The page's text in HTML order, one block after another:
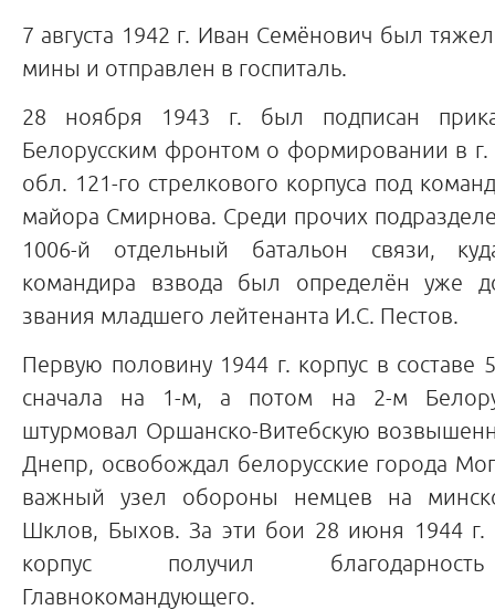
7 августа 1942 г. Иван Семёнович был
мины и отправлен в госпиталь.
28 ноября 1943 г. был подписан
Белорусским фронтом о формировании в
обл. 121-го стрелкового корпуса под
майора Смирнова. Среди прочих
1006-й отдельный батальон связи,
командира взвода был определён уже
звания младшего лейтенанта И.С. Пестов.
Первую половину 1944 г. корпус в составе
сначала на 1-м, а потом на 2-м
штурмовал Оршанско-Витебскую
Днепр, освобождал белорусские города
важный узел обороны немцев на
Шклов, Быхов. За эти бои 28 июня 1944 г.
корпус получил
Главнокомандующего.